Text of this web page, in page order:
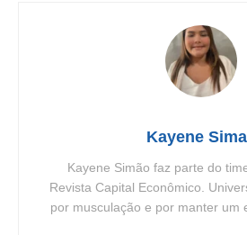
Kayene
Kayene Simão faz parte do
Revista Capital Econômico.
por musculação e por manter um